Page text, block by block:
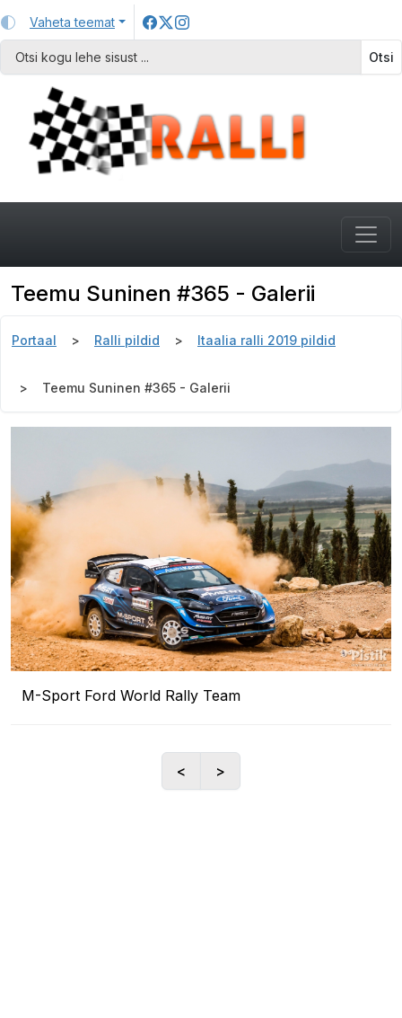
Vaheta teemat
Otsi
Teemu Suninen #365 - Galerii
Portaal Ralli pildid Itaalia ralli 2019 pildid
Teemu Suninen #365 - Galerii
M-Sport Ford World Rally Team
< >